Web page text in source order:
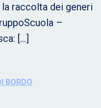
raccolta dei generi
–
[…]
BORDO